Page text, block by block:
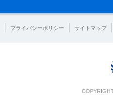
プライバシーポリシー サイトマップ